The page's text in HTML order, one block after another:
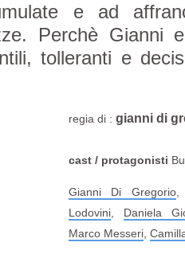
e ad
Perchè Gianni
tolleranti e
regia di : gianni di
cast / protagonisti
Gianni Di Gregorio
Lodovini
Daniela
Marco Messeri